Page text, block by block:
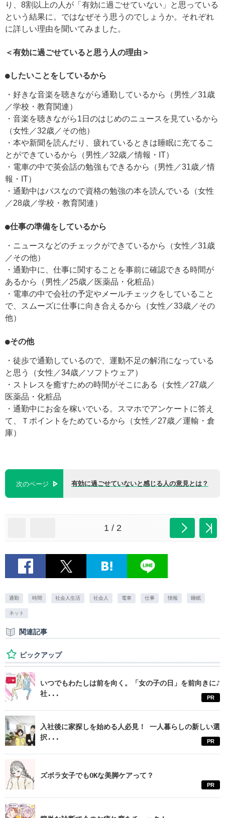
り、8割以上の人が「有効に過ごせていない」と思っている
という結果に。ではなぜそう思うのでしょうか。それぞれ
に詳しい理由を聞いてみました。
＜有効に過ごせていると思う人の理由＞
●したいことをしているから
・好きな音楽を聴きながら通勤しているから（男性／31歳
／学校・教育関連）
・音楽を聴きながら1日のはじめのニュースを見ているから
（女性／32歳／その他）
・本や新聞を読んだり、疲れているときは睡眠に充てるこ
とができているから（男性／32歳／情報・IT）
・電車の中で英会話の勉強もできるから（男性／31歳／情
報・IT）
・通勤中はバスなので資格の勉強の本を読んでいる（女性
／28歳／学校・教育関連）
●仕事の準備をしているから
・ニュースなどのチェックができているから（女性／31歳
／その他）
・通勤中に、仕事に関することを事前に確認できる時間が
あるから（男性／25歳／医薬品・化粧品）
・電車の中で会社の予定やメールチェックをしていること
で、スムーズに仕事に向き合えるから（女性／33歳／その
他）
●その他
・徒歩で通勤しているので、運動不足の解消になっている
と思う（女性／34歳／ソフトウェア）
・ストレスを癒すための時間がそこにある（女性／27歳／
医薬品・化粧品
・通勤中にお金を稼いでいる。スマホでアンケートに答え
て、Ｔポイントをためているから（女性／27歳／運輸・倉
庫）
次のページ 有効に過ごせていないと感じる人の意見とは？
1 / 2
通勤 時間 社会人生活 社会人 電車 仕事 情報 睡眠
ネット
関連記事
ピックアップ
いつでもわたしは前を向く。「女の子の日」を前向きに♪
社...
PR
入社後に家探しを始める人必見！ 一人暮らしの新しい選
択...
PR
ズボラ女子でもOKな美脚ケアって？
PR